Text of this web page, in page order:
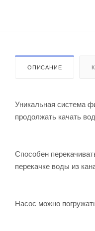
ОПИСАНИЕ
Уникальная система
продолжать качать
Способен
перекачке воды из
Насос можно